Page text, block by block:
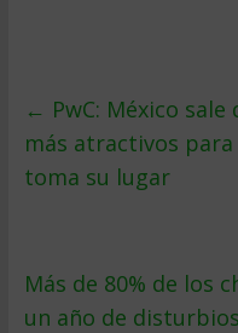
← PwC: México
más atractivos
toma su lugar
Más de 80% de los
un año de